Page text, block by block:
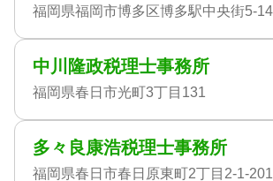
中川隆政税理士事務所
福岡県春日市光町3丁目131
多々良康浩税理士事務所
福岡県春日市春日原東町2丁目2-1-201